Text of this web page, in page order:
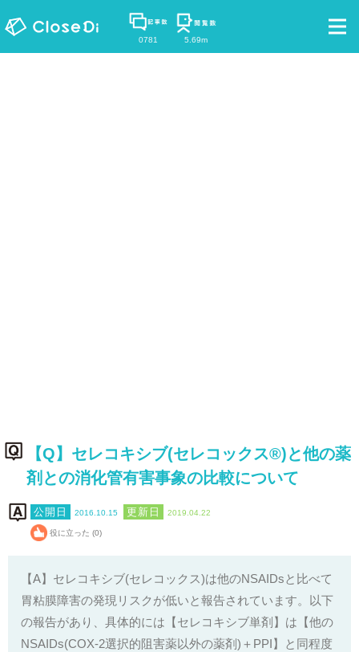
0781 5.69m
【Q】セレコキシブ(セレコックス®)と他の薬
剤との消化管有害事象の比較について
2016.10.15 2019.04.22
役に立った (0)
【A】セレコキシブ(セレコックス)は他のNSAIDsと比べて
胃粘膜障害の発現リスクが低いと報告されています。以下
の報告があり、具体的には【セレコキシブ単剤】は【他の
NSAIDs(COX-2選択的阻害薬以外の薬剤)＋PPI】と同程度